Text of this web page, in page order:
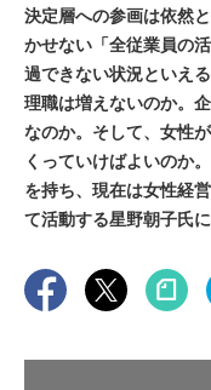
決定層への参画は依然
かせない「全従業員の
過できない状況といえ
理職は増えないのか。
なのか。そして、女性
くっていけばよいのか
を持ち、現在は女性経
て活動する星野朝子氏